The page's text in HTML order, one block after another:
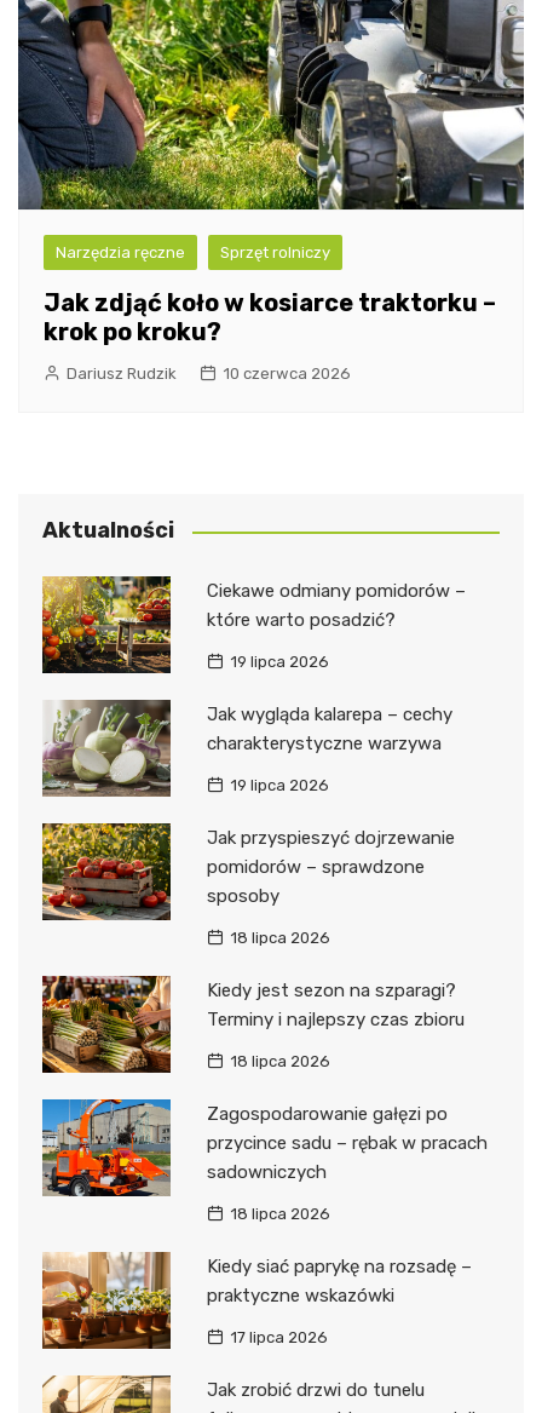
Narzędzia ręczne Sprzęt rolniczy
Jak zdjąć koło w kosiarce traktorku –
krok po kroku?
Dariusz Rudzik 10 czerwca 2026
Aktualności
Ciekawe odmiany pomidorów –
które warto posadzić?
19 lipca 2026
Jak wygląda kalarepa – cechy
charakterystyczne warzywa
19 lipca 2026
Jak przyspieszyć dojrzewanie
pomidorów – sprawdzone
sposoby
18 lipca 2026
Kiedy jest sezon na szparagi?
Terminy i najlepszy czas zbioru
18 lipca 2026
Zagospodarowanie gałęzi po
przycince sadu – rębak w pracach
sadowniczych
18 lipca 2026
Kiedy siać paprykę na rozsadę –
praktyczne wskazówki
17 lipca 2026
Jak zrobić drzwi do tunelu